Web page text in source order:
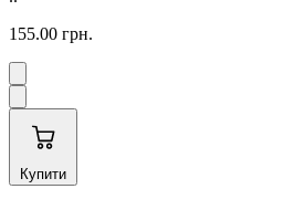
155.00 грн.
Купити